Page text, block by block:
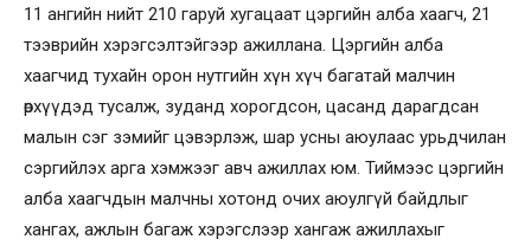
11 ангийн нийт 210 гаруй хугацаат цэргийн алба хаагч, 21
тээврийн хэрэгсэлтэйгээр ажиллана. Цэргийн алба
хаагчид тухайн орон нутгийн хүн хүч багатай малчин
өрхүүдэд тусалж, зуданд хорогдсон, цасанд дарагдсан
малын сэг зэмийг цэвэрлэж, шар усны аюулаас урьдчилан
сэргийлэх арга хэмжээг авч ажиллах юм. Тиймээс цэргийн
алба хаагчдын малчны хотонд очих аюулгүй байдлыг
хангах, ажлын багаж хэрэгслээр хангаж ажиллахыг